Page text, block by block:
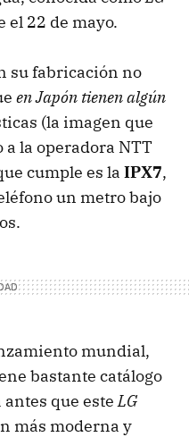
el 22 de mayo.
su fabricación no
en Japón tienen algún
(la imagen que
la operadora NTT
cumple es la IPX7,
un metro bajo
mundial,
bastante catálogo
que este LG
más moderna y